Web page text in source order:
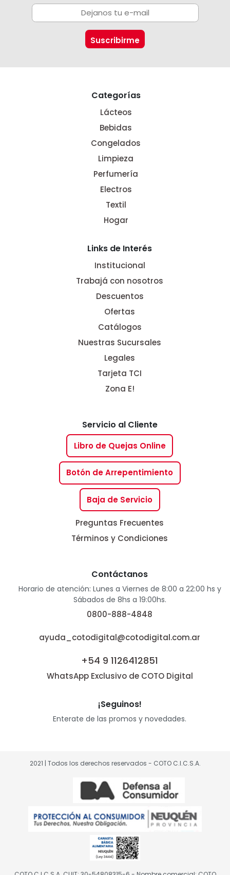
Categorías
Lácteos
Bebidas
Congelados
Limpieza
Perfumería
Electros
Textil
Hogar
Links de Interés
Institucional
Trabajá con nosotros
Descuentos
Ofertas
Catálogos
Nuestras Sucursales
Legales
Tarjeta TCI
Zona E!
Servicio al Cliente
Libro de Quejas Online
Botón de Arrepentimiento
Baja de Servicio
Preguntas Frecuentes
Términos y Condiciones
Contáctanos
Horario de atención: Lunes a Viernes de 8:00 a 22:00 hs y
Sábados de 8hs a 19:00hs.
0800-888-4848
ayuda_cotodigital@cotodigital.com.ar
+54 9 1126412851
WhatsApp Exclusivo de COTO Digital
¡Seguinos!
Enterate de las promos y novedades.
2021 | Todos los derechos reservados - COTO C.I.C.S.A.